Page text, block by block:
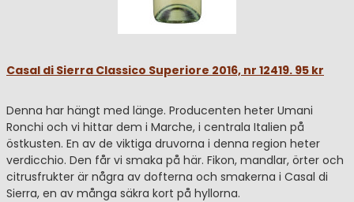
Casal di Sierra Classico Superiore 2016, nr 12419. 95 kr
Denna har hängt med länge. Producenten heter Umani
Ronchi och vi hittar dem i Marche, i centrala Italien på
östkusten. En av de viktiga druvorna i denna region heter
verdicchio. Den får vi smaka på här. Fikon, mandlar, örter och
citrusfrukter är några av dofterna och smakerna i Casal di
Sierra, en av många säkra kort på hyllorna.